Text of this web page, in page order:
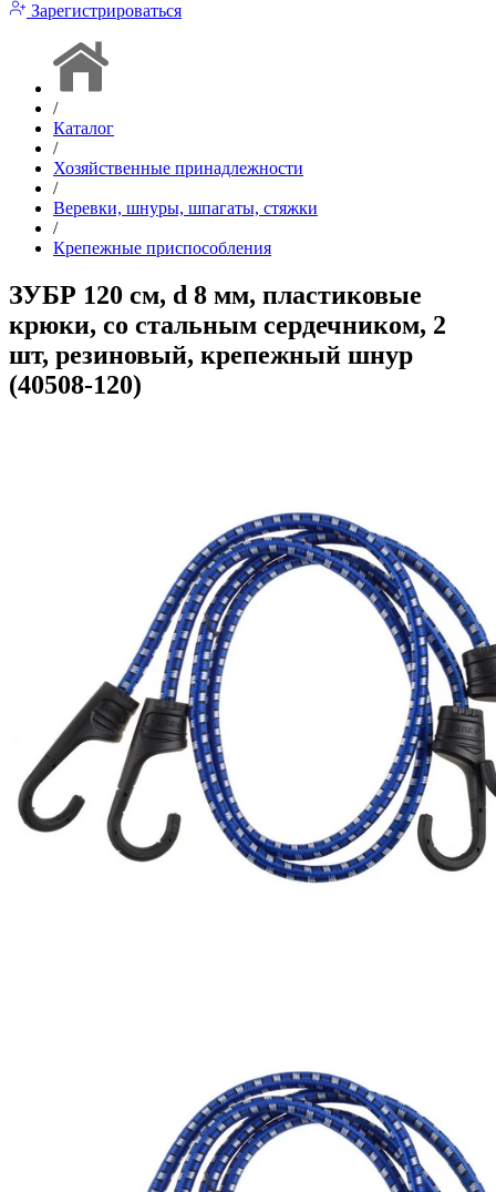
Зарегистрироваться
/
Каталог
/
Хозяйственные принадлежности
/
Веревки, шнуры, шпагаты, стяжки
/
Крепежные приспособления
ЗУБР 120 см, d 8 мм, пластиковые
крюки, со стальным сердечником, 2
шт, резиновый, крепежный шнур
(40508-120)